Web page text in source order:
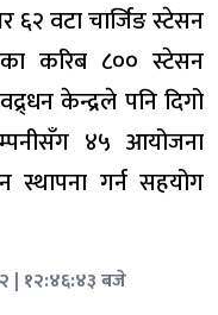
६२ वटा चार्जिङ स्टेसन
करिब ८०० स्टेसन
केन्द्रले पनि दिगो
४५ आयोजना
स्थापना गर्न सहयोग
| १२:४६:४३ बजे